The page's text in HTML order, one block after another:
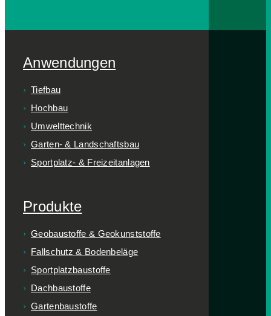
Anwendungen
Tiefbau
Hochbau
Umwelttechnik
Garten- & Landschaftsbau
Sportplatz- & Freizeitanlagen
Produkte
Geobaustoffe & Geokunststoffe
Fallschutz & Bodenbeläge
Sportplatzbaustoffe
Dachbaustoffe
Gartenbaustoffe